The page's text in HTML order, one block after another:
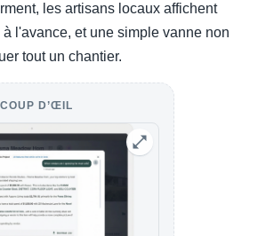
les artisans locaux affichent
l'avance, et une simple vanne non
tout un chantier.
D’ŒIL